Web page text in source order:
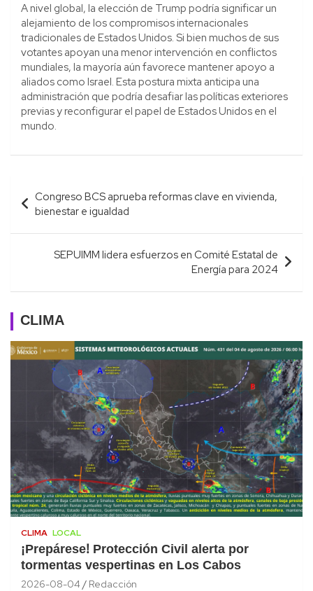
A nivel global, la elección de Trump podría significar un
alejamiento de los compromisos internacionales
tradicionales de Estados Unidos. Si bien muchos de sus
votantes apoyan una menor intervención en conflictos
mundiales, la mayoría aún favorece mantener apoyo a
aliados como Israel. Esta postura mixta anticipa una
administración que podría desafiar las políticas exteriores
previas y reconfigurar el papel de Estados Unidos en el
mundo.
Navegación
de
entradas
Congreso BCS aprueba reformas clave en vivienda,
bienestar e igualdad
SEPUIMM lidera esfuerzos en Comité Estatal de
Energía para 2024
CLIMA
CLIMA LOCAL
¡Prepárese! Protección Civil alerta por
tormentas vespertinas en Los Cabos
2026-08-04 Redacción